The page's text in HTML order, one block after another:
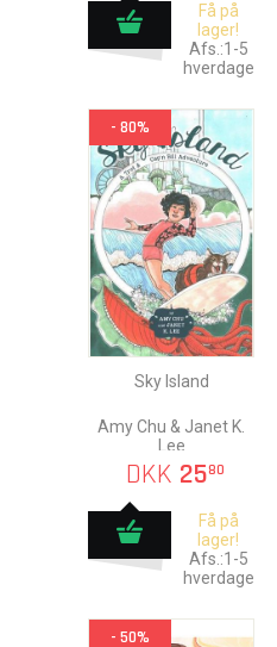
Få på
lager!
Afs.:1-5
hverdage
- 80%
Sky Island
Amy Chu & Janet K.
Lee
DKK 2580
Få på
lager!
Afs.:1-5
hverdage
- 50%